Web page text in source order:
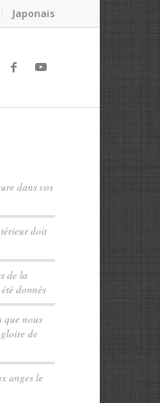
Japonais
dans vos
doit
de la
donnés
que nous
de
anges le